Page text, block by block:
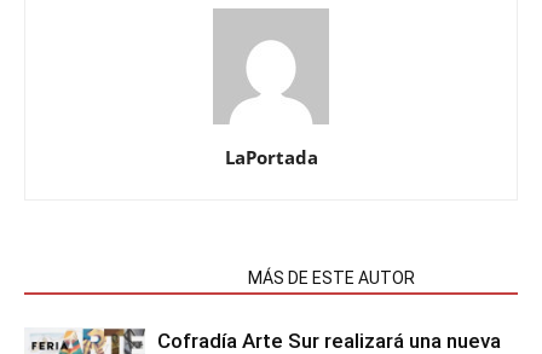
LaPortada
MÁS DE ESTE AUTOR
Cofradía Arte Sur realizará una nueva